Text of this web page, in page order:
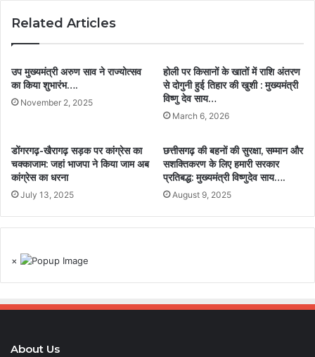
Related Articles
उप मुख्यमंत्री अरुण साव ने राज्योत्सव
का किया शुभारंभ….
November 2, 2025
होली पर किसानों के खातों में राशि अंतरण
से दोगुनी हुई तिहार की खुशी : मुख्यमंत्री
विष्णु देव साय…
March 6, 2026
डोंगरगढ़-खैरागढ़ सड़क पर कांग्रेस का
चक्काजाम: जहां भाजपा ने किया जाम अब
कांग्रेस का धरना
July 13, 2025
छत्तीसगढ़ की बहनों की सुरक्षा, सम्मान और
सशक्तिकरण के लिए हमारी सरकार
प्रतिबद्ध: मुख्यमंत्री विष्णुदेव साय….
August 9, 2025
×
About Us